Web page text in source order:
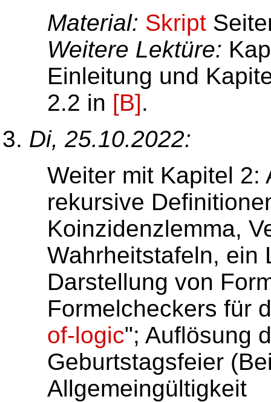
Material: Skript
Weitere Lektüre:
Einleitung und
2.2 in [B].
Di, 25.10.2022:
Weiter mit Kapitel 2:
rekursive
Koinzidenzlemma,
Wahrheitstafeln, ein
Darstellung von
Formelcheckers für
of-logic"; Auflösung
Geburtstagsfeier
Allgemeingültigkeit